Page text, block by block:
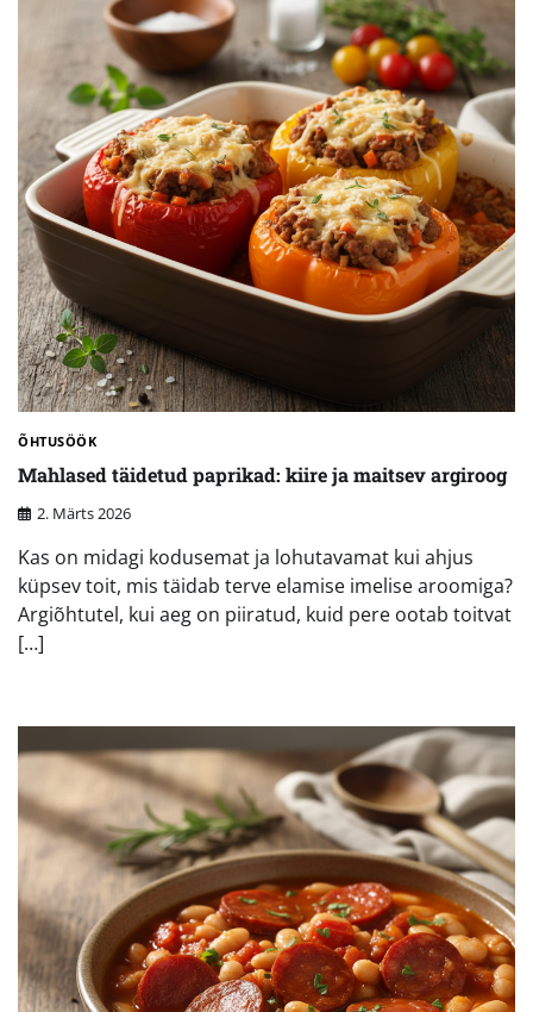
ÕHTUSÖÖK
Mahlased täidetud paprikad: kiire ja maitsev argiroog
2. Märts 2026
Kas on midagi kodusemat ja lohutavamat kui ahjus
küpsev toit, mis täidab terve elamise imelise aroomiga?
Argiõhtutel, kui aeg on piiratud, kuid pere ootab toitvat
[…]